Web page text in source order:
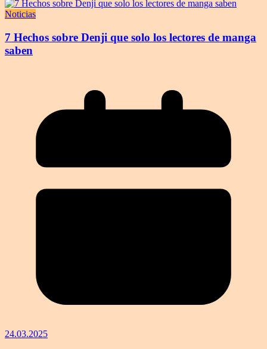
Noticias
7 Hechos sobre Denji que solo los lectores de manga
saben
24.03.2025